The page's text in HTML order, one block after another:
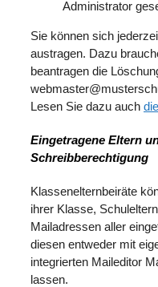
Administrator
Sie können sich
austragen. Dazu
beantragen die
Lesen Sie dazu auch
Eingetragene Eltern
Schreibberechtigung
Klassenelternbeiräte
ihrer Klasse,
Mailadressen aller
diesen entweder mit
integrierten Maileditor
lassen.